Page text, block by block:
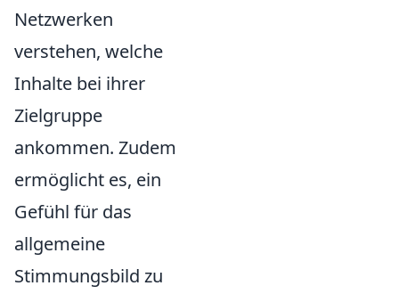
Netzwerken
verstehen, welche
Inhalte bei ihrer
Zielgruppe
ankommen. Zudem
ermöglicht es, ein
Gefühl für das
allgemeine
Stimmungsbild zu